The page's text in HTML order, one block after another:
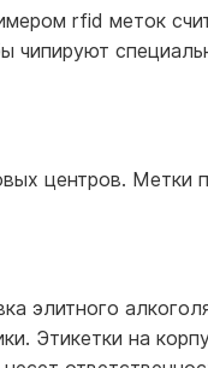
rfid меток
чипируют
центров. Метки
элитного
Этикетки на